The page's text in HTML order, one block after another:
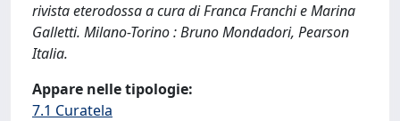
rivista eterodossa a cura di Franca Franchi e Marina
Galletti. Milano-Torino : Bruno Mondadori, Pearson
Italia.
Appare nelle tipologie:
7.1 Curatela